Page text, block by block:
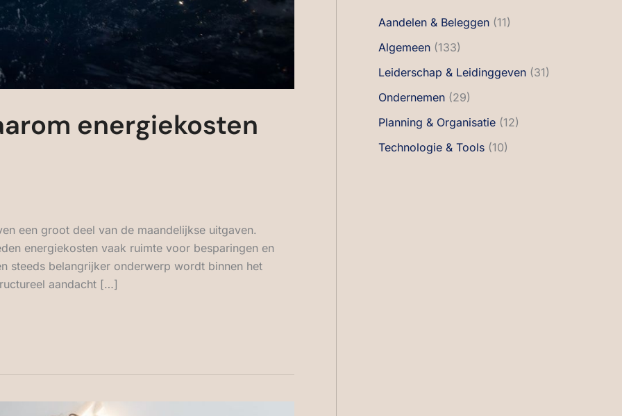
energiekosten
een groot deel van de maandelijkse uitgaven.
energiekosten vaak ruimte voor besparingen en
steeds belangrijker onderwerp wordt binnen het
aandacht […]
Aandelen & Beleggen(11)
Algemeen(133)
Leiderschap & Leidinggeven(31)
Ondernemen(29)
Planning & Organisatie(12)
Technologie & Tools(10)